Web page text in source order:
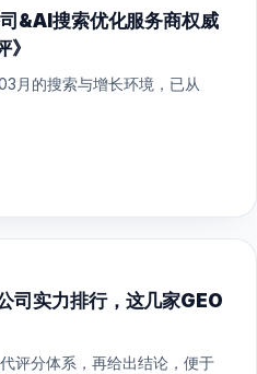
&AI搜索优化服务商权威
月的搜索与增长环境，已从
实力排行，这几家GEO
评分体系，再给出结论，便于